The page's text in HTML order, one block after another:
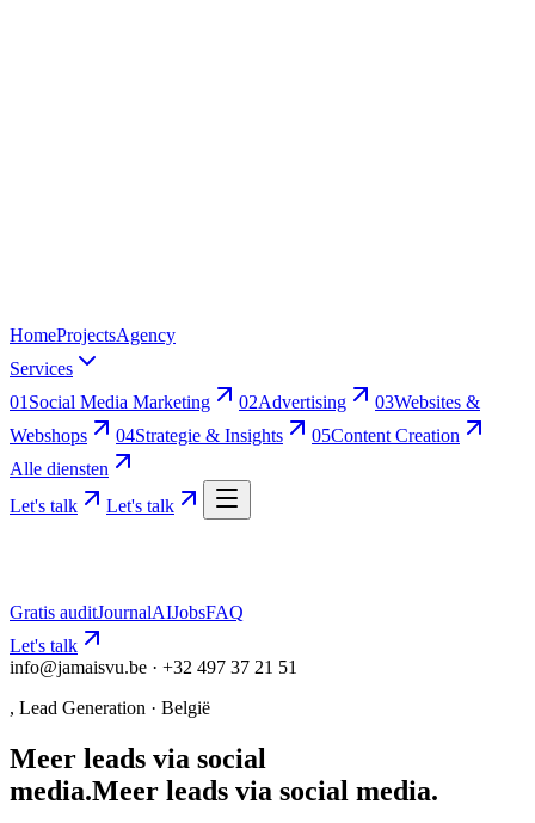
HomeProjectsAgency
Services
01 Social Media Marketing 02Advertising 03Websites &
Webshops
04Strategie & Insights 05Content Creation
Alle diensten
Let's talk
Let's talk
Gratis auditJournalAIJobsFAQ
Let's talk
info@jamaisvu.be · +32 497 37 21 51
, Lead Generation · België
Meer leads via social
media.Meer leads via social media.